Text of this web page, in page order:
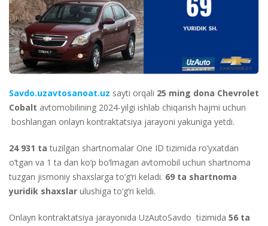
Savdo.uzavtosanoat.uz sayti orqali 25 ming dona Chevrolet
Cobalt avtomobilining 2024-yilgi ishlab chiqarish hajmi uchun
boshlangan onlayn kontraktatsiya jarayoni yakuniga yetdi.
24 931 tatuzilgan shartnomalar One ID tizimida ro‘yxatdan
o‘tgan va 1 ta dan ko‘p bo‘lmagan avtomobil uchun shartnoma
tuzgan jismoniy shaxslarga to‘g‘ri keladi. 69 ta shartnoma
yuridik shaxslar ulushiga to‘g‘ri keldi.
Onlayn kontraktatsiya jarayonida UzAutoSavdo tizimida 56 ta